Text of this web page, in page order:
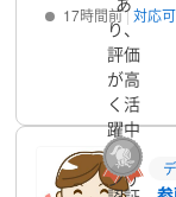
17時間前 対応
り、
評価
が高
く活
躍中
のラ
ンサ